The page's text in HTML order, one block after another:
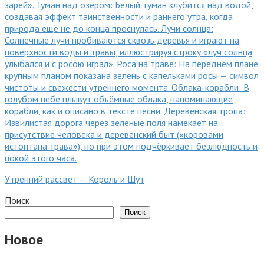
Утренний рассвет — Король и Шут
Поиск
Поиск
Новое